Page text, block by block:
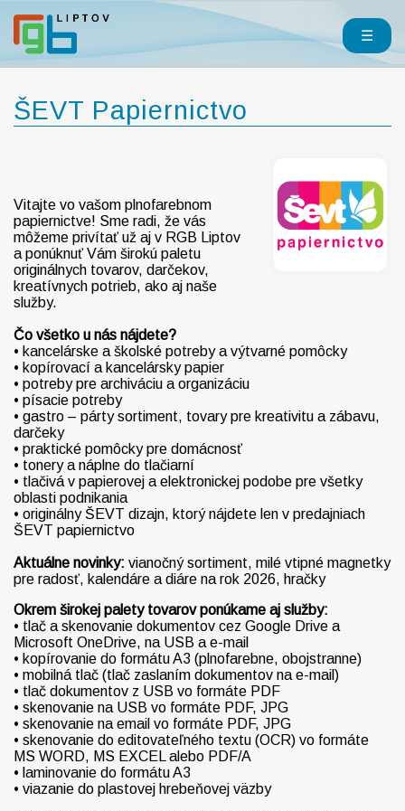
☰
ŠEVT Papiernictvo
Vitajte vo vašom plnofarebnom
papiernictve! Sme radi, že vás
môžeme privítať už aj v RGB Liptov
a ponúknuť Vám širokú paletu
originálnych tovarov, darčekov,
kreatívnych potrieb, ako aj naše
služby.
Čo všetko u nás nájdete?
• kancelárske a školské potreby a výtvarné pomôcky
• kopírovací a kancelársky papier
• potreby pre archiváciu a organizáciu
• písacie potreby
• gastro – párty sortiment, tovary pre kreativitu a zábavu,
darčeky
• praktické pomôcky pre domácnosť
• tonery a náplne do tlačiarní
• tlačivá v papierovej a elektronickej podobe pre všetky
oblasti podnikania
• originálny ŠEVT dizajn, ktorý nájdete len v predajniach
ŠEVT papiernictvo
Aktuálne novinky: vianočný sortiment, milé vtipné magnetky
pre radosť, kalendáre a diáre na rok 2026, hračky
Okrem širokej palety tovarov ponúkame aj služby:
• tlač a skenovanie dokumentov cez Google Drive a
Microsoft OneDrive, na USB a e-mail
• kopírovanie do formátu A3 (plnofarebne, obojstranne)
• mobilná tlač (tlač zaslaním dokumentov na e-mail)
• tlač dokumentov z USB vo formáte PDF
• skenovanie na USB vo formáte PDF, JPG
• skenovanie na email vo formáte PDF, JPG
• skenovanie do editovateľného textu (OCR) vo formáte
MS WORD, MS EXCEL alebo PDF/A
• laminovanie do formátu A3
• viazanie do plastovej hrebeňovej väzby